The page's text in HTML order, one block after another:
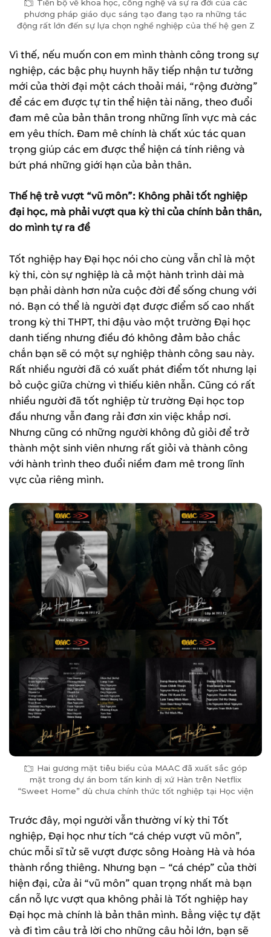
Tiến bộ về khoa học, công nghệ và sự ra đời của các
phương pháp giáo dục sáng tạo đang tạo ra những tác
động rất lớn đến sự lựa chọn nghề nghiệp của thế hệ gen Z
Vì thế, nếu muốn con em mình thành công trong sự
nghiệp, các bậc phụ huynh hãy tiếp nhận tư tưởng
mới của thời đại một cách thoải mái, “rộng đường”
để các em được tự tin thể hiện tài năng, theo đuổi
đam mê của bản thân trong những lĩnh vực mà các
em yêu thích. Đam mê chính là chất xúc tác quan
trọng giúp các em được thể hiện cá tính riêng và
bứt phá những giới hạn của bản thân.
Thế hệ trẻ vượt “vũ môn”: Không phải tốt nghiệp
đại học, mà phải vượt qua kỳ thi của chính bản thân,
do mình tự ra đề
Tốt nghiệp hay Đại học nói cho cùng vẫn chỉ là một
kỳ thi, còn sự nghiệp là cả một hành trình dài mà
bạn phải dành hơn nửa cuộc đời để sống chung với
nó. Bạn có thể là người đạt được điểm số cao nhất
trong kỳ thi THPT, thi đậu vào một trường Đại học
danh tiếng nhưng điều đó không đảm bảo chắc
chắn bạn sẽ có một sự nghiệp thành công sau này.
Rất nhiều người đã có xuất phát điểm tốt nhưng lại
bỏ cuộc giữa chừng vì thiếu kiên nhẫn. Cũng có rất
nhiều người đã tốt nghiệp từ trường Đại học top
đầu nhưng vẫn đang rải đơn xin việc khắp nơi.
Nhưng cũng có những người không đủ giỏi để trở
thành một sinh viên nhưng rất giỏi và thành công
với hành trình theo đuổi niềm đam mê trong lĩnh
vực của riêng mình.
Hai gương mặt tiêu biểu của MAAC đã xuất sắc góp
mặt trong dự án bom tấn kinh dị xứ Hàn trên Netflix
“Sweet Home” dù chưa chính thức tốt nghiệp tại Học viện
Trước đây, mọi người vẫn thường ví kỳ thi Tốt
nghiệp, Đại học như tích “cá chép vượt vũ môn”,
chúc mỗi sĩ tử sẽ vượt được sông Hoàng Hà và hóa
thành rồng thiêng. Nhưng bạn – “cá chép” của thời
hiện đại, cửa ải “vũ môn” quan trọng nhất mà bạn
cần nỗ lực vượt qua không phải là Tốt nghiệp hay
Đại học mà chính là bản thân mình. Bằng việc tự đặt
và đi tìm câu trả lời cho những câu hỏi lớn, bạn sẽ